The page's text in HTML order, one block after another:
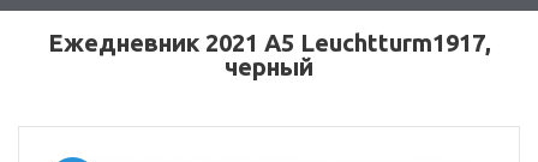
Ежедневник 2021 А5 Leuchtturm1917,
черный